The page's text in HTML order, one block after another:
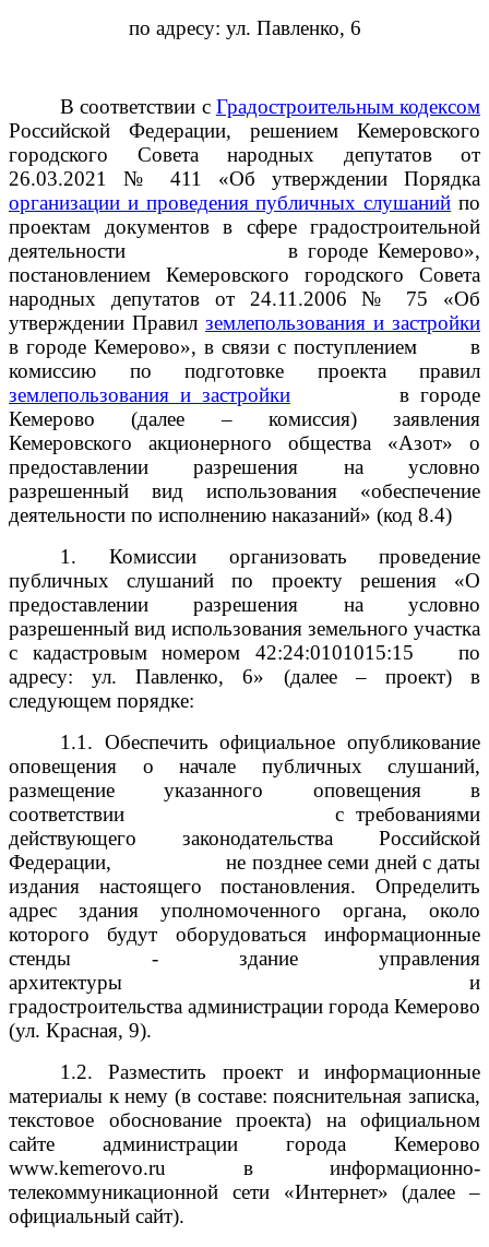
по адресу: ул. Павленко, 6
В соответствии с Градостроительным кодексом
Российской Федерации, решением Кемеровского
городского Совета народных депутатов от
26.03.2021 № 411 «Об утверждении Порядка
организации и проведения публичных слушаний по
проектам документов в сфере градостроительной
деятельности
в городе Кемерово»,
постановлением Кемеровского городского Совета
народных депутатов от 24.11.2006 № 75 «Об
утверждении Правил землепользования и застройки
в городе Кемерово», в связи с поступлением
в
комиссию по подготовке проекта правил
землепользования и застройки
в городе
Кемерово (далее – комиссия) заявления
Кемеровского акционерного общества «Азот» о
предоставлении разрешения на условно
разрешенный вид использования «обеспечение
деятельности по исполнению наказаний» (код 8.4)
1. Комиссии организовать проведение
публичных слушаний по проекту решения «О
предоставлении разрешения на условно
разрешенный вид использования земельного участка
с кадастровым номером42:24:0101015:15
по
адресу: ул. Павленко, 6» (далее – проект) в
следующем порядке:
1.1. Обеспечить официальное опубликование
оповещения о начале публичных слушаний,
размещение указанного оповещения в
соответствии
с требованиями
действующего законодательства Российской
Федерации,
не позднее семи дней с даты
издания настоящего постановления. Определить
адрес здания уполномоченного органа, около
которого будут оборудоваться информационные
стенды - здание управления
архитектуры
и
градостроительства администрации города Кемерово
(ул. Красная, 9).
1.2. Разместить проект и информационные
материалы к нему (в составе: пояснительная записка,
текстовое обоснование проекта) на официальном
сайте администрации города Кемерово
www.kemerovo.ru в информационно-
телекоммуникационной сети «Интернет» (далее –
официальный сайт).